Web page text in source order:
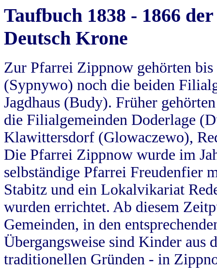
Taufbuch 1838 - 1866
Deutsch Krone
Zur Pfarrei Zippnow gehörten
(Sypnywo) noch die beiden
Jagdhaus (Budy). Früher
die Filialgemeinden Doderlage
Klawittersdorf (Glowaczewo),
Die Pfarrei Zippnow wurde im
selbständige Pfarrei Freudenfier
Stabitz und ein Lokalvikariat
wurden errichtet. Ab diesem
Gemeinden, in den
Übergangsweise sind Kinder aus
traditionellen Gründen - in